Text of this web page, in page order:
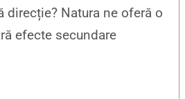
Natura ne oferă o
efecte secundare